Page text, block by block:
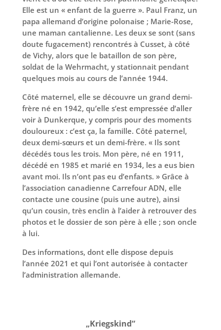
Elle est un « enfant de la guerre ». Paul Franz, un
papa allemand d’origine polonaise ; Marie-Rose,
une maman cantalienne. Les deux se sont (sans
doute fugacement) rencontrés à Cusset, à côté
de Vichy, alors que le bataillon de son père,
soldat de la Wehrmacht, y stationnait pendant
quelques mois au cours de l’année 1944.
Côté maternel, elle se découvre un grand demi-
frère né en 1942, qu’elle s’est empressée d’aller
voir à Dunkerque, y compris pour des moments
douloureux : c’est ça, la famille. Côté paternel,
deux demi-sœurs et un demi-frère. « Ils sont
décédés tous les trois. Mon père, né en 1911,
décédé en 1985 et marié en 1934, les a eus bien
avant moi. Ils n’ont pas eu d’enfants. » Grâce à
l’association canadienne Carrefour ADN, elle
contacte une cousine (puis une autre), ainsi
qu’un cousin, très enclin à l’aider à retrouver des
photos et le dossier de son père à elle ; son oncle
à lui.
Des informations, dont elle dispose depuis
l’année 2021 et qui l’ont autorisée à contacter
l’administration allemande.
„Kriegskind“